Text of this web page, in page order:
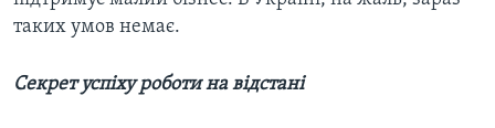
таких умов немає.
Секрет успіху роботи на відстані